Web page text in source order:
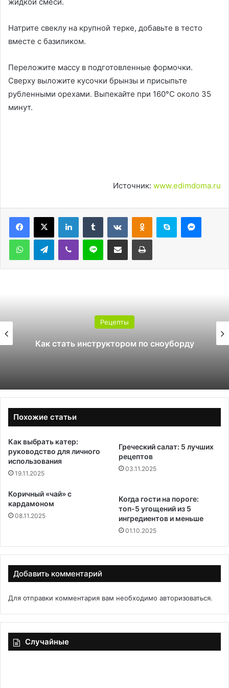
Натрите свеклу на крупной терке, добавьте в тесто
вместе с базиликом.
Переложите массу в подготовленные формочки.
Сверху выложите кусочки брынзы и присыпьте
рубленными орехами. Выпекайте при 160°С около 35
минут.
Источник: www.edimdoma.ru
LinkedInTumblr ВконтактеОдноклассники
Skype
WhatsAppTelegramViber Line Поделиться через электронную почту Печатать
инструктором по сноуборду
Похожие статьи
Как выбрать катер:
руководство для личного
использования
19.11.2025
Греческий салат: 5 лучших
рецептов
03.11.2025
Коричный «чай» с
кардамоном
08.11.2025
Когда гости на пороге:
топ-5 угощений из 5
ингредиентов и меньше
01.10.2025
Добавить комментарий
Для отправки комментария вам необходимо авторизоваться.
Случайные